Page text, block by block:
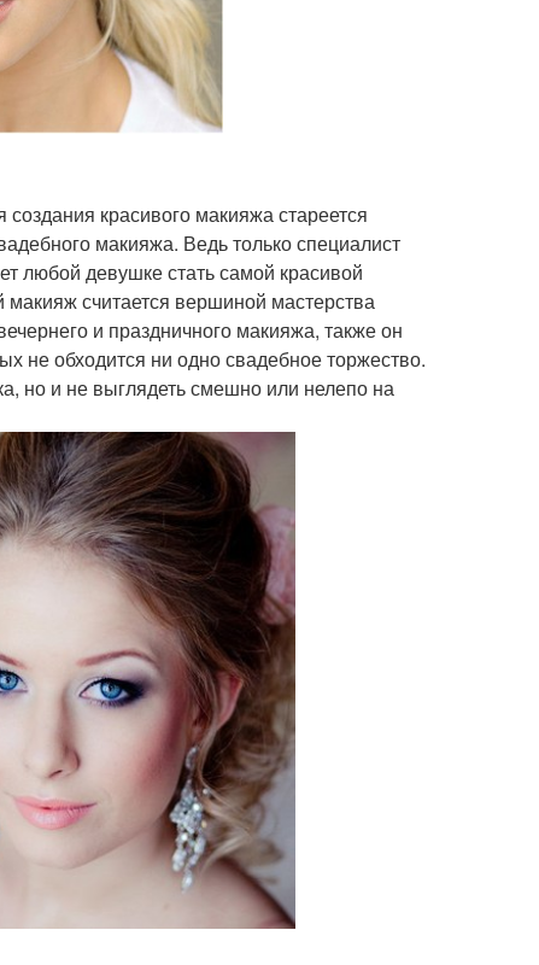
красивого макияжа стареется
макияжа. Ведь только специалист
любой девушке стать самой красивой
считается вершиной мастерства
и праздничного макияжа, также он
не обходится ни одно свадебное торжество.
но и не выглядеть смешно или нелепо на